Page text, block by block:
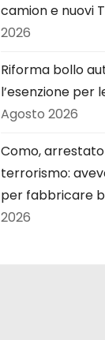
camion e nuovi
2026
Riforma bollo
l’esenzione per
Agosto 2026
Como,
terrorismo:
per fabbricare
2026